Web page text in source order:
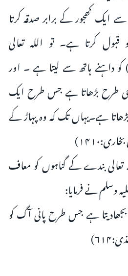
ایک کھجور کے برابر صدقہ کرتا
کرتا ہے۔ تو اللہ تعالی
داہنے ہاتھ سے لیتا ہے ۔ اور
طرح بڑھاتا ہے جس طرح ایک
ہے۔یہاں تک کہ وہ پہاڑ کے
تعالی بندے کے گناہوں کو معاف
وسلم نے فرمایا:
بجھادیتا ہے جس طرح پانی آگ کو